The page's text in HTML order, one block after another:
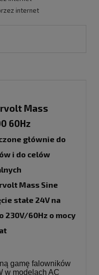
Mass
60Hz
głównie do
i do celów
Mass Sine
stałe 24V na
230V/60Hz o mocy
gamę falowników
w modelach AC